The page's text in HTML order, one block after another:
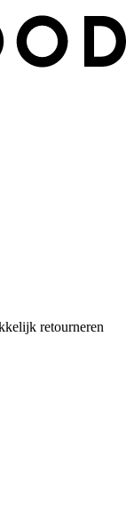
retourneren